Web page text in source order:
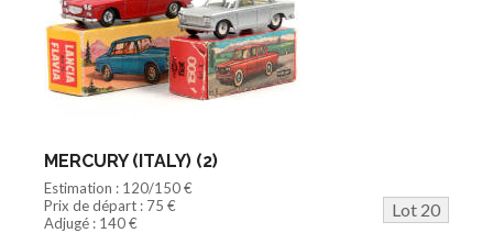
MERCURY (ITALY) (2)
Estimation : 120/150 €
Prix de départ : 75 €
Lot 20
Adjugé : 140 €